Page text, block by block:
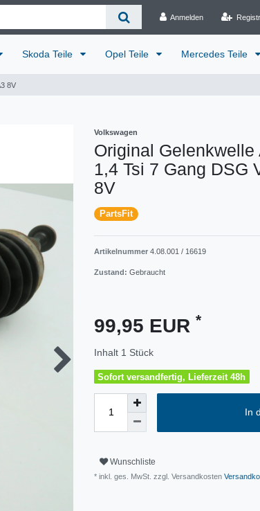
Anmelden
Skoda Teile Opel Teile Mercedes Teile
8V
Volkswagen
Original
1,4 Tsi 7 Gang DSG
8V
PartsFit
Artikelnummer 4.08.001 / 16619
Zustand: Gebraucht
99,95 EUR *
Inhalt 1 Stück
Sofort versandfertig, Lieferzeit 48h
In
Wunschliste
* inkl. ges. MwSt. zzgl. Versandkosten